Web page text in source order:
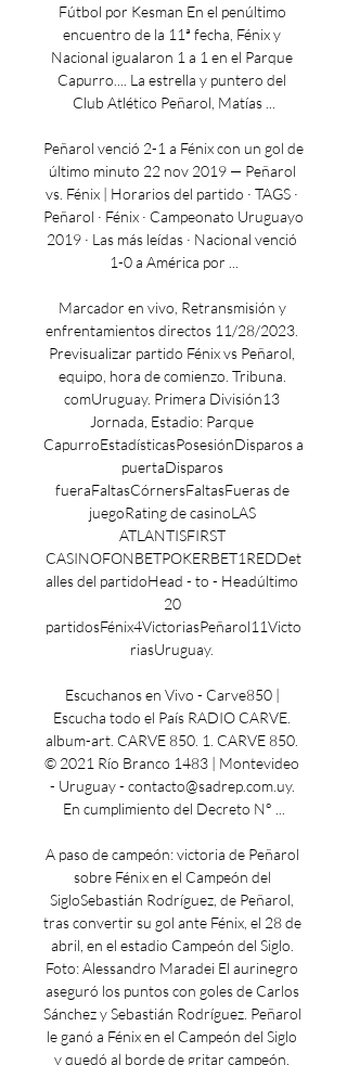
Fútbol por Kesman En el penúltimo
encuentro de la 11ª fecha, Fénix y
Nacional igualaron 1 a 1 en el Parque
Capurro.... La estrella y puntero del
Club Atlético Peñarol, Matías ...
Peñarol venció 2-1 a Fénix con un gol de
último minuto 22 nov 2019 — Peñarol
vs. Fénix | Horarios del partido · TAGS ·
Peñarol · Fénix · Campeonato Uruguayo
2019 · Las más leídas · Nacional venció
1-0 a América por ...
Marcador en vivo, Retransmisión y
enfrentamientos directos 11/28/2023.
Previsualizar partido Fénix vs Peñarol,
equipo, hora de comienzo. Tribuna.
comUruguay. Primera División13
Jornada, Estadio: Parque
CapurroEstadísticasPosesiónDisparos a
puertaDisparos
fueraFaltasCórnersFaltasFueras de
juegoRating de casinoLAS
ATLANTISFIRST
CASINOFONBETPOKERBET1REDDet
alles del partidoHead - to - Headúltimo
20
partidosFénix4VictoriasPeñarol11Victo
riasUruguay.
Escuchanos en Vivo - Carve850 |
Escucha todo el País RADIO CARVE.
album-art. CARVE 850. 1. CARVE 850.
© 2021 Río Branco 1483 | Montevideo
- Uruguay - contacto@sadrep.com.uy.
En cumplimiento del Decreto N° ...
A paso de campeón: victoria de Peñarol
sobre Fénix en el Campeón del
SigloSebastián Rodríguez, de Peñarol,
tras convertir su gol ante Fénix, el 28 de
abril, en el estadio Campeón del Siglo.
Foto: Alessandro Maradei El aurinegro
aseguró los puntos con goles de Carlos
Sánchez y Sebastián Rodríguez. Peñarol
le ganó a Fénix en el Campeón del Siglo
y quedó al borde de gritar campeón.